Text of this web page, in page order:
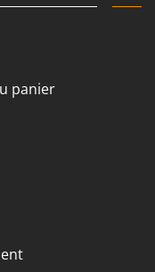
panier